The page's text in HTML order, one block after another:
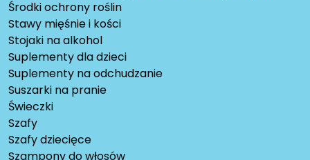
Środki ochrony roślin
Stawy mięśnie i kości
Stojaki na alkohol
Suplementy dla dzieci
Suplementy na odchudzanie
Suszarki na pranie
Świeczki
Szafy
Szafy dziecięce
Szampony do włosów